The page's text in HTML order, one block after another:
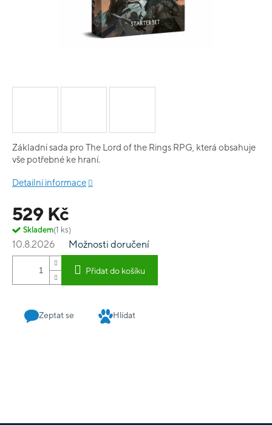
529 Kč
Skladem(1 ks)
10.8.2026 Možnosti doručení
Přidat do košíku
Základní sada pro The Lord of the Rings RPG, která obsahuje
vše potřebné ke hraní.
Detailní informace
Zeptat se Hlídat